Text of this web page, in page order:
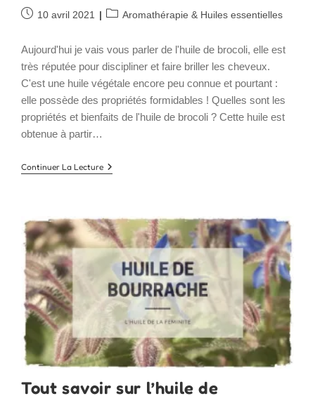
Publication
10 avril 2021
PostAromathérapie & Huiles essentielles
Aujourd'hui je vais vous parler de l'huile de brocoli, elle est
très réputée pour discipliner et faire briller les cheveux.
C'est une huile végétale encore peu connue et pourtant :
elle possède des propriétés formidables ! Quelles sont les
propriétés et bienfaits de l'huile de brocoli ? Cette huile est
obtenue à partir…
Continuer La LectureHuile
Végétale
Fini
Les
Fourches
Cheveux
Tout savoir sur l’huile de